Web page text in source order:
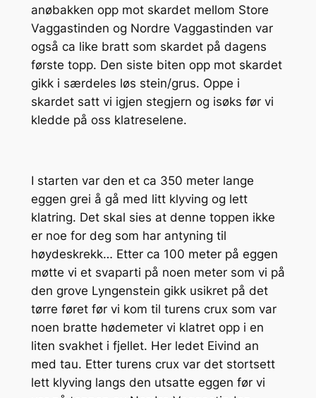
anøbakken opp mot skardet mellom Store
Vaggastinden og Nordre Vaggastinden var
også ca like bratt som skardet på dagens
første topp. Den siste biten opp mot skardet
gikk i særdeles løs stein/grus. Oppe i
skardet satt vi igjen stegjern og isøks før vi
kledde på oss klatreselene.
I starten var den et ca 350 meter lange
eggen grei å gå med litt klyving og lett
klatring. Det skal sies at denne toppen ikke
er noe for deg som har antyning til
høydeskrekk… Etter ca 100 meter på eggen
møtte vi et svaparti på noen meter som vi på
den grove Lyngenstein gikk usikret på det
tørre føret før vi kom til turens crux som var
noen bratte hødemeter vi klatret opp i en
liten svakhet i fjellet. Her ledet Eivind an
med tau. Etter turens crux var det stortsett
lett klyving langs den utsatte eggen før vi